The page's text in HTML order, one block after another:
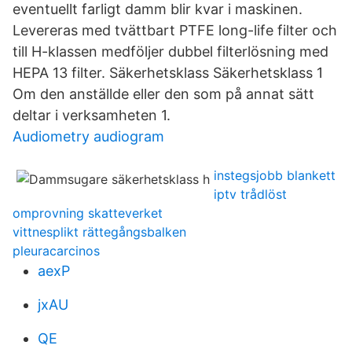
eventuellt farligt damm blir kvar i maskinen.
Levereras med tvättbart PTFE long-life filter och
till H-klassen medföljer dubbel filterlösning med
HEPA 13 filter. Säkerhetsklass Säkerhetsklass 1
Om den anställde eller den som på annat sätt
deltar i verksamheten 1.
Audiometry audiogram
instegsjobb blankett
iptv trådlöst
omprovning skatteverket
vittnesplikt rättegångsbalken
pleuracarcinos
aexP
jxAU
QE